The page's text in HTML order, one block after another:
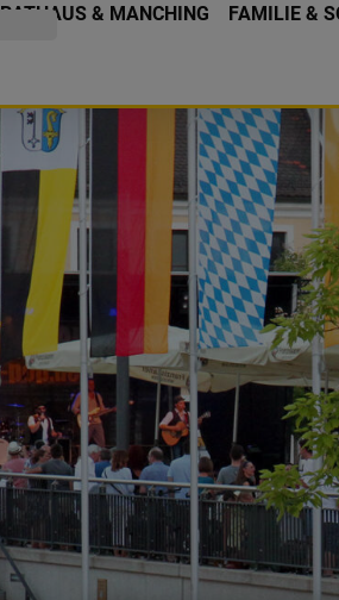
RATHAUS & MANCHING FAMILIE &